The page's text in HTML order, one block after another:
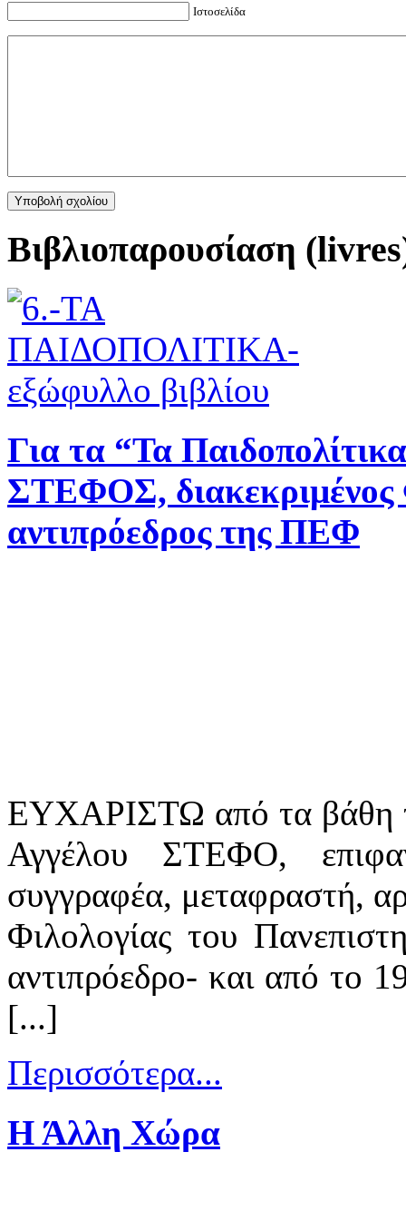
Ιστοσελίδα
Βιβλιοπαρουσίαση
Για τα “Τα
ΣΤΕΦΟΣ, διακεκριμένος
αντιπρόεδρος της ΠΕΦ
ΕΥΧΑΡΙΣΤΩ από τα βάθη
Αγγέλου ΣΤΕΦΟ,
συγγραφέα, μεταφραστή,
Φιλολογίας του
αντιπρόεδρο- και από το
[...]
Περισσότερα...
Η Άλλη Χώρα